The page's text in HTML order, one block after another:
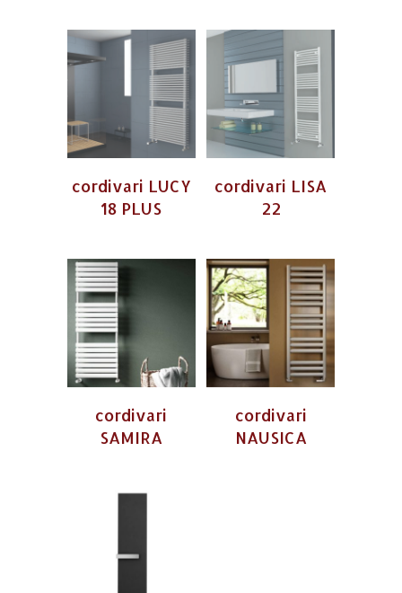
cordivari LUCY
18 PLUS
cordivari LISA
22
cordivari
SAMIRA
cordivari
NAUSICA